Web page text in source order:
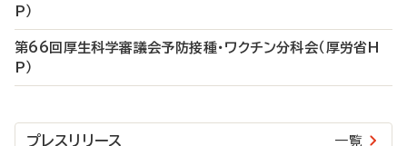
P）
第66回厚生科学審議会予防接種・ワクチン分科会（厚労省H
P）
プレスリリース 一覧